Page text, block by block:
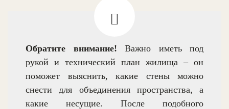
Обратите внимание! Важно иметь под
рукой и технический план жилища – он
поможет выяснить, какие стены можно
снести для объединения пространства, а
какие несущие. После подобного